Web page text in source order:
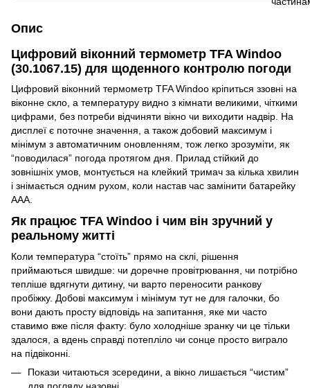
Опис
Цифровий віконний термометр TFA Windoo
(30.1067.15) для щоденного контролю погоди
Цифровий віконний термометр TFA Windoo кріпиться ззовні на
віконне скло, а температуру видно з кімнати великими, чіткими
цифрами, без потреби відчиняти вікно чи виходити надвір. На
дисплеї є поточне значення, а також добовий максимум і
мінімум з автоматичним оновленням, тож легко зрозуміти, як
“поводилася” погода протягом дня. Прилад стійкий до
зовнішніх умов, монтується на клейкий тримач за кілька хвилин
і знімається одним рухом, коли настав час замінити батарейку
AAA.
Як працює TFA Windoo і чим він зручний у
реальному житті
Коли температура “стоїть” прямо на склі, рішення
приймаються швидше: чи доречне провітрювання, чи потрібно
тепліше вдягнути дитину, чи варто переносити ранкову
пробіжку. Добові максимум і мінімум тут не для галочки, бо
вони дають просту відповідь на запитання, яке ми часто
ставимо вже після факту: було холодніше зранку чи це тільки
здалося, а вдень справді потепліло чи сонце просто виграло
на підвіконні.
Покази читаються зсередини, а вікно лишається “чистим”
для погляду назовні.